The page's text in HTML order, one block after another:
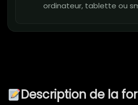
ordinateur, tablette ou
Description de la